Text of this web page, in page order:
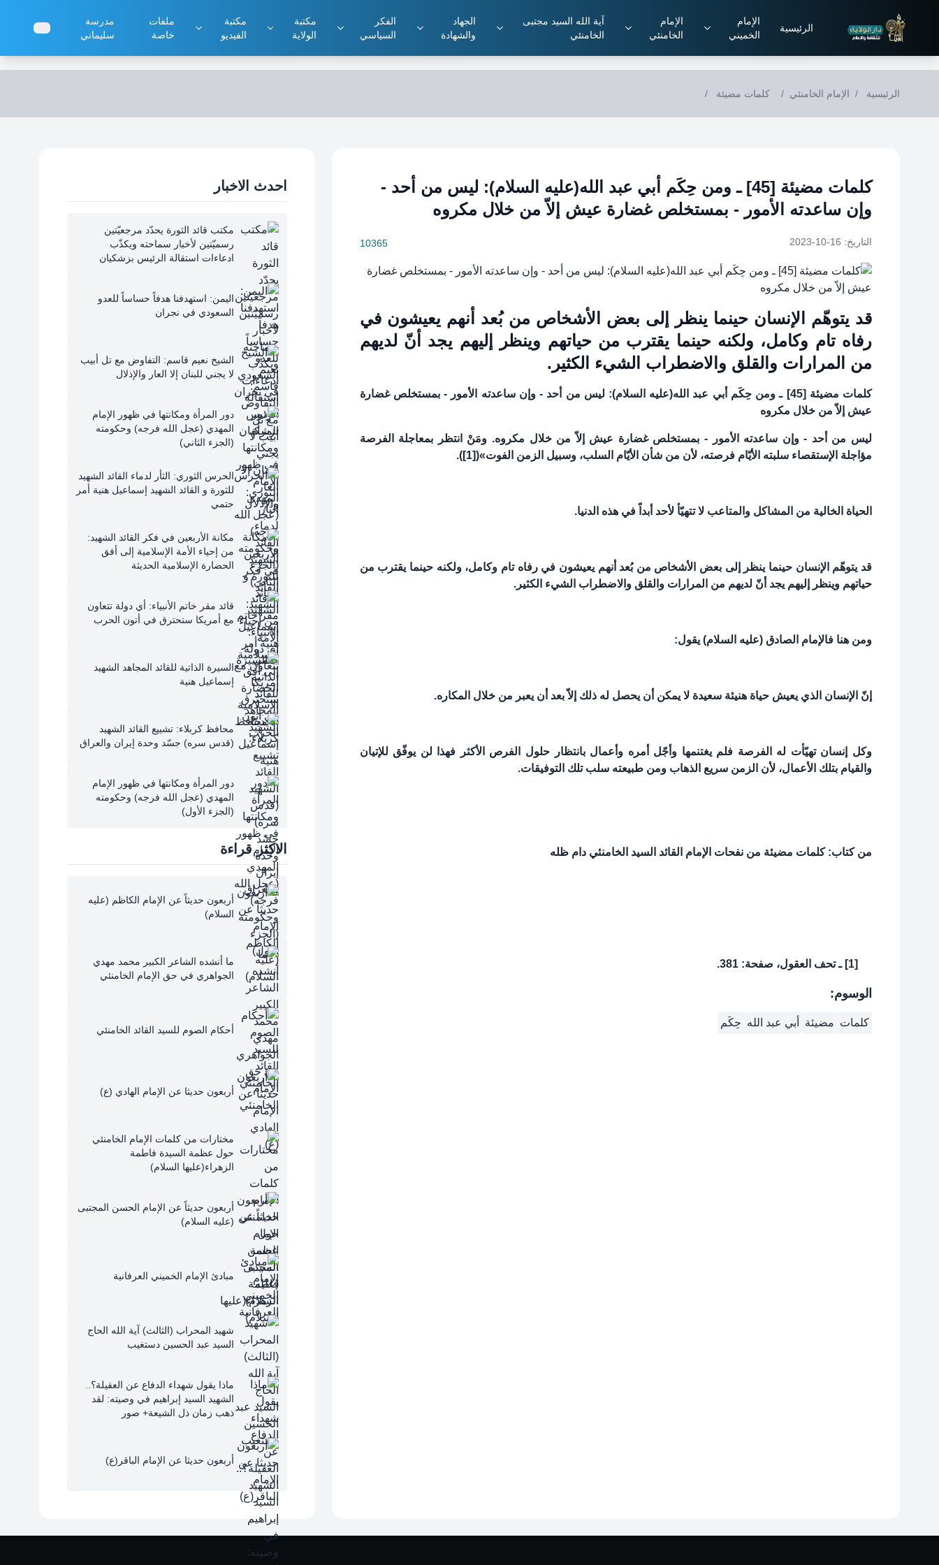
الرئيسية
الإمام
الخميني
الإمام
الخامنئي
آية الله السيد مجتبى
الخامنئي
الجهاد
والشهادة
الفكر
السياسي
مكتبة
الولاية
مكتبة
الفيديو
ملفات
خاصة
مدرسة
سليماني
الرئيسية / الإمام الخامنئي / كلمات مضيئة /
كلمات مضيئة [45] ـ ومن حِكَم أبي عبد الله(عليه السلام): ليس من أحد -
وإن ساعدته الأمور - بمستخلص غضارة عيش إلاّ من خلال مكروه
التاريخ: 16-10-2023 10365
قد يتوهّم الإنسان حينما ينظر إلى بعض الأشخاص من بُعد أنهم يعيشون في
رفاه تام وكامل، ولكنه حينما يقترب من حياتهم وينظر إليهم يجد أنّ لديهم
من المرارات والقلق والاضطراب الشيء الكثير.
كلمات مضيئة [45] ـ ومن حِكَم أبي عبد الله(عليه السلام): ليس من أحد - وإن ساعدته الأمور - بمستخلص غضارة
عيش إلاّ من خلال مكروه
ليس من أحد - وإن ساعدته الأمور - بمستخلص غضارة عيش إلاّ من خلال مكروه. ومَنْ انتظر بمعاجلة الفرصة
مؤاجلة الإستقصاء سلبته الأيّام فرصته، لأن من شأن الأيّام السلب، وسبيل الزمن الفوت»([1]).
الحياة الخالية من المشاكل والمتاعب لا تتهيّأ لأحد أبداً في هذه الدنيا.
قد يتوهّم الإنسان حينما ينظر إلى بعض الأشخاص من بُعد أنهم يعيشون في رفاه تام وكامل، ولكنه حينما يقترب من
حياتهم وينظر إليهم يجد أنّ لديهم من المرارات والقلق والاضطراب الشيء الكثير.
ومن هنا فالإمام الصادق (عليه السلام) يقول:
إنّ الإنسان الذي يعيش حياة هنيئة سعيدة لا يمكن أن يحصل له ذلك إلاّ بعد أن يعبر من خلال المكاره.
وكل إنسان تهيّأت له الفرصة فلم يغتنمها وأجّل أمره وأعمال بانتظار حلول الفرص الأكثر فهذا لن يوفّق للإتيان
والقيام بتلك الأعمال، لأن الزمن سريع الذهاب ومن طبيعته سلب تلك التوفيقات.
من كتاب: كلمات مضيئة من نفحات الإمام القائد السيد الخامنئي دام ظله
[1] ـ تحف العقول، صفحة: 381.
الوسوم:
كلمات مضيئة أبي عبد الله حِكَم
احدث الاخبار
مكتب قائد الثورة يحدّد مرجعيّتين
رسميّتين لأخبار سماحته ويكذّب
ادعاءات استقالة الرئيس بزشكيان
اليمن: استهدفنا هدفاً حساساً للعدو
السعودي في نجران
الشيخ نعيم قاسم: التفاوض مع تل أبيب
لا يجني للبنان إلا العار والإذلال
دور المرأة ومكانتها في ظهور الإمام
المهدي (عجل الله فرجه) وحكومته
(الجزء الثاني)
الحرس الثوري: الثأر لدماء القائد الشهيد
للثورة و القائد الشهيد إسماعيل هنية أمر
حتمي
مكانة الأربعين في فكر القائد الشهيد:
من إحياء الأمة الإسلامية إلى أفق
الحضارة الإسلامية الحديثة
قائد مقر خاتم الأنبياء: أي دولة تتعاون
مع أمريكا ستحترق في أتون الحرب
السيرة الذاتية للقائد المجاهد الشهيد
إسماعيل هنية
محافظ كربلاء: تشييع القائد الشهيد
(قدس سره) جسّد وحدة إيران والعراق
دور المرأة ومكانتها في ظهور الإمام
المهدي (عجل الله فرجه) وحكومته
(الجزء الأول)
الاكثر قراءة
أربعون حديثاً عن الإمام الكاظم (عليه
السلام)
ما أنشده الشاعر الكبير محمد مهدي
الجواهري في حق الإمام الخامنئي
أحكام الصوم للسيد القائد الخامنئي
أربعون حديثا عن الإمام الهادي (ع)
مختارات من كلمات الإمام الخامنئي
حول عظمة السيدة فاطمة
الزهراء(عليها السلام)
أربعون حديثاً عن الإمام الحسن المجتبى
(عليه السلام)
مبادئ الإمام الخميني العرفانية
شهيد المحراب (الثالث) آية الله الحاج
السيد عبد الحسين دستغيب
ماذا يقول شهداء الدفاع عن العقيلة؟..
الشهيد السيد إبراهيم في وصيته: لقد
ذهب زمان ذل الشيعة+ صور
أربعون حديثا عن الإمام الباقر(ع)